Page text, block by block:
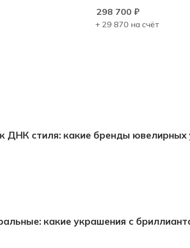
298 700₽
+ 29 870 на счёт
ДНК стиля: какие бренды ювелирных
какие украшения с